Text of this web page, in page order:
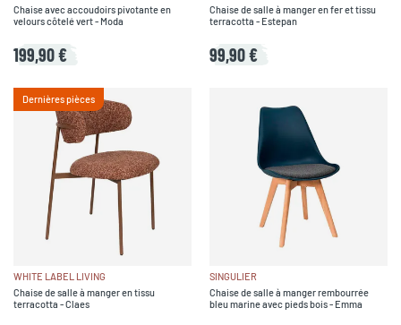
Chaise avec accoudoirs pivotante en
velours côtelé vert - Moda
199,90 €
Chaise de salle à manger en fer et tissu
terracotta - Estepan
99,90 €
Dernières pièces
WHITE LABEL LIVING
Chaise de salle à manger en tissu
terracotta - Claes
SINGULIER
Chaise de salle à manger rembourrée
bleu marine avec pieds bois - Emma